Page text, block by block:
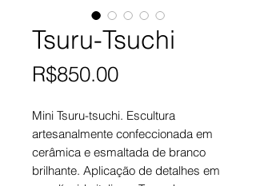
Tsuru-Tsuchi
R$850.00Price
Mini Tsuru-tsuchi. Escultura
artesanalmente confeccionada em
cerâmica e esmaltada de branco
brilhante. Aplicação de detalhes em